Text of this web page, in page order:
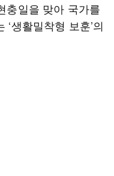
충일을 맞아 국가를
생활밀착형 보훈’의